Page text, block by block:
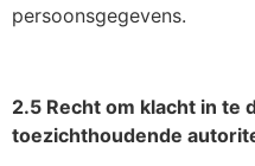
persoonsgegevens.
2.5 Recht om klacht in te
toezichthoudende